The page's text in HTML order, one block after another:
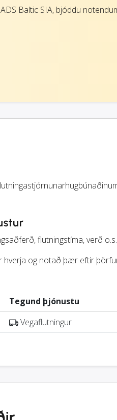
Baltic SIA, bjóddu
flutningstíma, verð
hverja og notað þær eftir
Tegund þjónustu
Vegaflutningur